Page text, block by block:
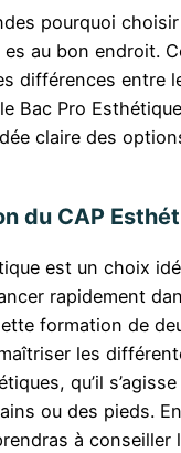
pourquoi
au bon endroit.
différences entre
Bac Pro
claire des
du CAP
est un choix
rapidement
formation de
les
qu’il
ou des pieds.
à conseiller